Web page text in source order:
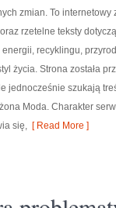
zmian. To
rzetelne teksty
recyklingu,
życia. Strona została
jednocześnie szukają
Moda. Charakter
się, [ Read More ]